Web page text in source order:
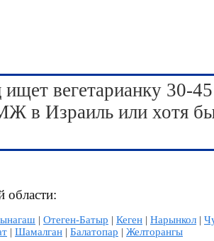
вегетарианку 30-
в Израиль или хотя
области:
| Отеген-Батыр | Кеген | Нарынкол |
| Шамалган | Балатопар | Желторангы